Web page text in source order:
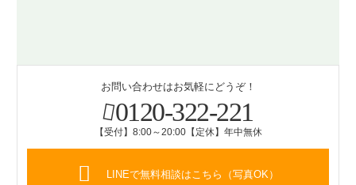
お問い合わせはお気軽にどうぞ！
0120-322-221
【受付】8:00～20:00【定休】年中無休
LINEで無料相談はこちら（写真OK）